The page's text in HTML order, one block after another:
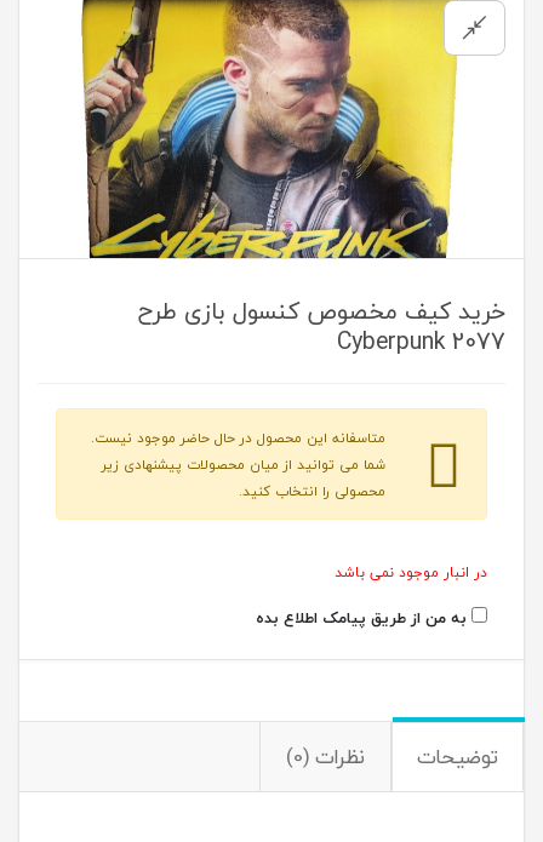
خرید کیف مخصوص کنسول بازی طرح
Cyberpunk 2077
متاسفانه این محصول در حال حاضر موجود نیست.
شما می توانید از میان محصولات پیشنهادی زیر
محصولی را انتخاب کنید.
در انبار موجود نمی باشد
به من از طریق پیامک اطلاع بده
توضیحات نظرات (0)